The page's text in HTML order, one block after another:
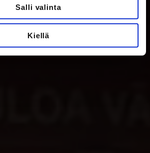
Salli valinta
Kiellä